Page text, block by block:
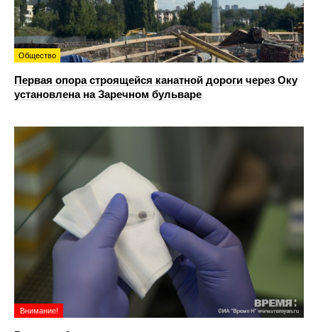
Общество
Первая опора строящейся канатной дороги через Оку
установлена на Заречном бульваре
Внимание!